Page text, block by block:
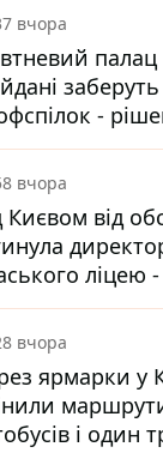
вчора
палац
-
вчора
Києвом від
ліцею
вчора
ярмарки у
і один